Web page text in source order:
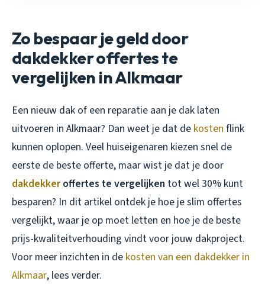
Zo bespaar je geld door
dakdekker offertes te
vergelijken in Alkmaar
Een nieuw dak of een reparatie aan je dak laten
uitvoeren in Alkmaar? Dan weet je dat de kosten flink
kunnen oplopen. Veel huiseigenaren kiezen snel de
eerste de beste offerte, maar wist je dat je door
dakdekkeroffertes te vergelijken tot wel 30% kunt
besparen? In dit artikel ontdek je hoe je slim offertes
vergelijkt, waar je op moet letten en hoe je de beste
prijs-kwaliteitverhouding vindt voor jouw dakproject.
Voor meer inzichten in de kosten van een dakdekker in
Alkmaar, lees verder.